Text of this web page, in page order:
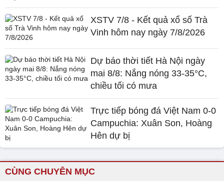
XSTV 7/8 - Kết quả xổ số Trà
Vinh hôm nay ngày 7/8/2026
Dự báo thời tiết Hà Nội ngày
mai 8/8: Nắng nóng 33-35°C,
chiều tối có mưa
Trực tiếp bóng đá Việt Nam 0-0
Campuchia: Xuân Son, Hoàng
Hên dự bị
CÙNG CHUYÊN MỤC